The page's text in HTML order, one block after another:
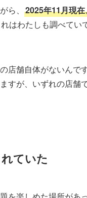
ら、 2025年11月現
はわたしも調べてい
店舗自体がないんで
すが、いずれの店舗
ていた